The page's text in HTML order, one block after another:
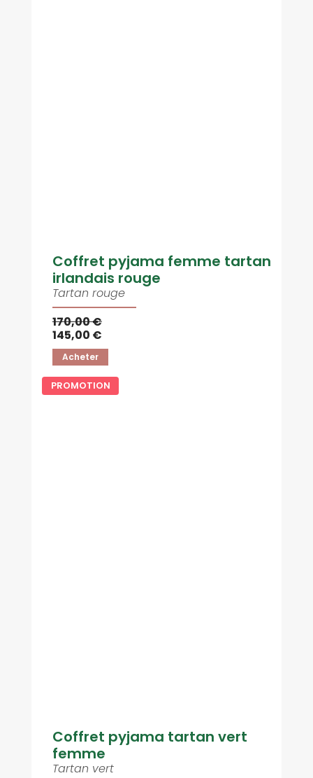
Coffret pyjama femme tartan
irlandais rouge
Tartan rouge
170,00 €
145,00 €
Acheter
PROMOTION
Coffret pyjama tartan vert
femme
Tartan vert